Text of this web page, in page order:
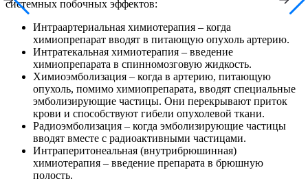
системных побочных эффектов:
Интраартериальная химиотерапия – когда
химиопрепарат вводят в питающую опухоль артерию.
Интратекальная химиотерапия – введение
химиопрепарата в спинномозговую жидкость.
Химиоэмболизация – когда в артерию, питающую
опухоль, помимо химиопрепарата, вводят специальные
эмболизирующие частицы. Они перекрывают приток
крови и способствуют гибели опухолевой ткани.
Радиоэмболизация – когда эмболизирующие частицы
вводят вместе с радиоактивными частицами.
Интраперитонеальная (внутрибрюшинная)
химиотерапия – введение препарата в брюшную
полость.